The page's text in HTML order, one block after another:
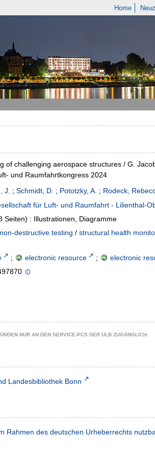
Home
of challenging aerospace structures / G.
und Raumfahrtkongress 2024
J. ; Schmidt, D. ; Pototzky, A. ; Rodeck,
für Luft- und Raumfahrt - Lilienthal-
Seiten) : Illustrationen, Diagramme
non-destructive testing / structural health
; electronic resource ; electronic
NUR AN DEN SERVICE-PCS DER ULB ZUGÄNGLICH.
Landesbibliothek Bonn
Rahmen des deutschen Urheberrechts